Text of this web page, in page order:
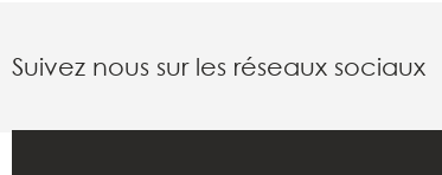
Suivez nous sur les réseaux sociaux